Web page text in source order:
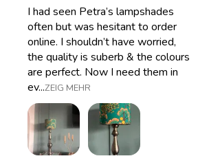
I had seen Petra’s lampshades
often but was hesitant to order
online. I shouldn’t have worried,
the quality is suberb & the colours
are perfect. Now I need them in
ev...ZEIG MEHR